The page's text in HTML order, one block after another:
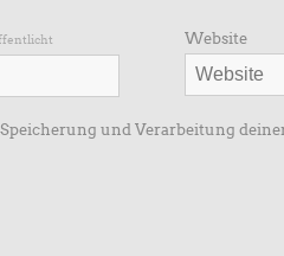
Website
und Verarbeitung